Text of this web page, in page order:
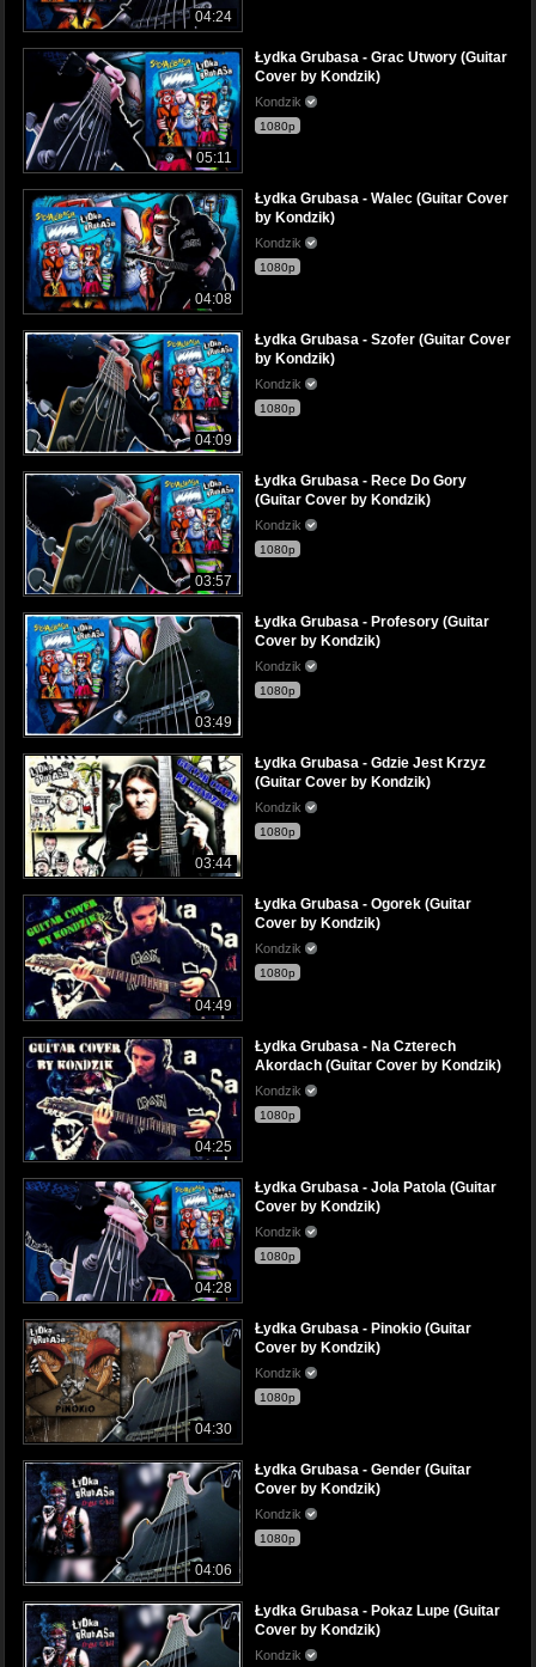
04:24
05:11
Łydka Grubasa - Grac Utwory (Guitar
Cover by Kondzik)
Kondzik
1080p
04:08
Łydka Grubasa - Walec (Guitar Cover
by Kondzik)
Kondzik
1080p
04:09
Łydka Grubasa - Szofer (Guitar Cover
by Kondzik)
Kondzik
1080p
03:57
Łydka Grubasa - Rece Do Gory
(Guitar Cover by Kondzik)
Kondzik
1080p
03:49
Łydka Grubasa - Profesory (Guitar
Cover by Kondzik)
Kondzik
1080p
03:44
Łydka Grubasa - Gdzie Jest Krzyz
(Guitar Cover by Kondzik)
Kondzik
1080p
04:49
Łydka Grubasa - Ogorek (Guitar
Cover by Kondzik)
Kondzik
1080p
04:25
Łydka Grubasa - Na Czterech
Akordach (Guitar Cover by Kondzik)
Kondzik
1080p
04:28
Łydka Grubasa - Jola Patola (Guitar
Cover by Kondzik)
Kondzik
1080p
04:30
Łydka Grubasa - Pinokio (Guitar
Cover by Kondzik)
Kondzik
1080p
04:06
Łydka Grubasa - Gender (Guitar
Cover by Kondzik)
Kondzik
1080p
Łydka Grubasa - Pokaz Lupe (Guitar
Cover by Kondzik)
Kondzik